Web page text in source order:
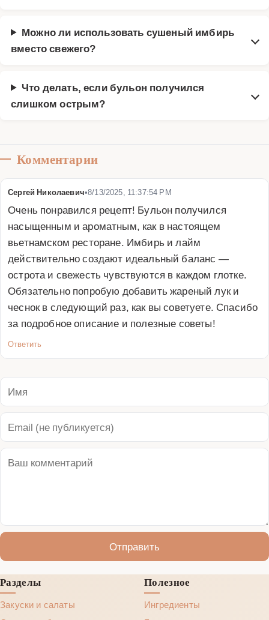
Можно ли использовать сушеный имбирь
вместо свежего?
Что делать, если бульон получился
слишком острым?
Комментарии
Сергей Николаевич•8/13/2025, 11:37:54 PM
Очень понравился рецепт! Бульон получился
насыщенным и ароматным, как в настоящем
вьетнамском ресторане. Имбирь и лайм
действительно создают идеальный баланс —
острота и свежесть чувствуются в каждом глотке.
Обязательно попробую добавить жареный лук и
чеснок в следующий раз, как вы советуете. Спасибо
за подробное описание и полезные советы!
Ответить
Отправить
Разделы
Закуски и салаты
Полезное
Ингредиенты